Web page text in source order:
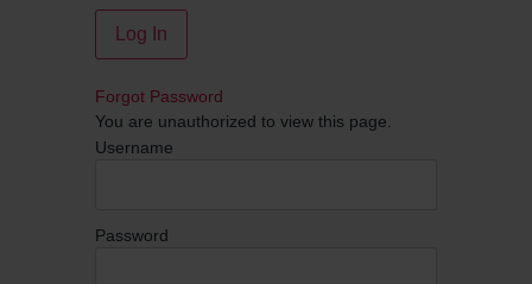
Forgot Password
You are unauthorized to view this page.
Username
Password